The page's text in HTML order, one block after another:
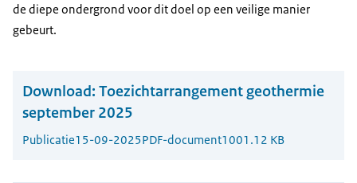
de diepe ondergrond voor dit doel op een veilige manier
gebeurt.
Download: Toezichtarrangement geothermie
september 2025
Publicatie15-09-2025PDF-document1001.12 KB